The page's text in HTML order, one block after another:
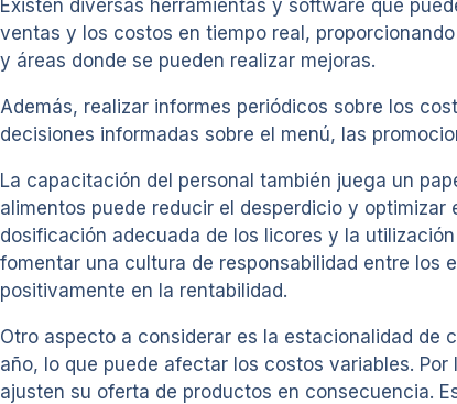
Existen diversas herramientas y software que
ventas y los costos en tiempo real,
y áreas donde se pueden realizar mejoras.
Además, realizar informes periódicos sobre los
decisiones informadas sobre el menú, las
La capacitación del personal también juega un
alimentos puede reducir el desperdicio y
dosificación adecuada de los licores y la
fomentar una cultura de responsabilidad entre los
positivamente en la rentabilidad.
Otro aspecto a considerar es la estacionalidad de
año, lo que puede afectar los costos variables.
ajusten su oferta de productos en consecuencia.